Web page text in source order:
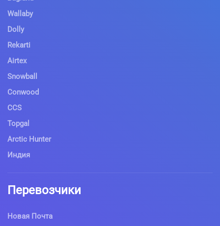
Wallaby
Dolly
Rekarti
Airtex
Snowball
Conwood
CCS
Topgal
Arctic Hunter
Индия
Перевозчики
Новая Почта